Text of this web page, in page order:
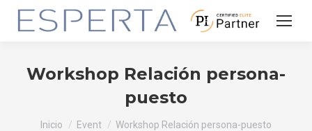
Workshop Relación persona-
puesto
Estás aquí:
Inicio Event Workshop Relación persona-puesto